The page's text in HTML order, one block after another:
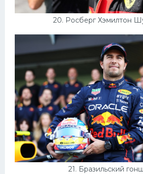
20. Росберг Хэмилтон
21. Бразильский